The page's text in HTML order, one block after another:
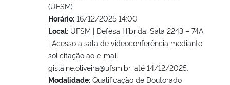
(UFSM)
Horário: 16/12/2025 14:00
Local: UFSM | Defesa Híbrida: Sala 2243 – 74A
| Acesso a sala de videoconferência mediante
solicitação ao e-mail
gislaine.oliveira@ufsm.br, até 14/12/2025.
Modalidade: Qualificação de Doutorado